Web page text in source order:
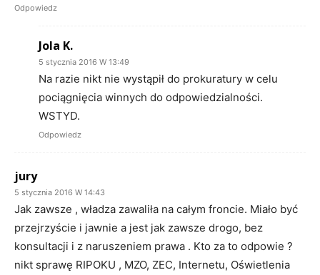
Odpowiedz
Jola K.
5 stycznia 2016 W 13:49
Na razie nikt nie wystąpił do prokuratury w celu
pociągnięcia winnych do odpowiedzialności.
WSTYD.
Odpowiedz
jury
5 stycznia 2016 W 14:43
Jak zawsze , władza zawaliła na całym froncie. Miało być
przejrzyście i jawnie a jest jak zawsze drogo, bez
konsultacji i z naruszeniem prawa . Kto za to odpowie ?
nikt sprawę RIPOKU , MZO, ZEC, Internetu, Oświetlenia